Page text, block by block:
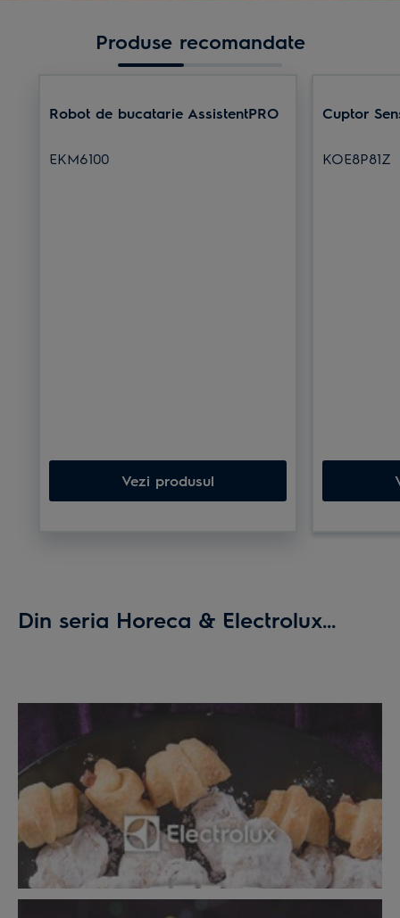
Produse recomandate
Robot de bucatarie AssistentPRO
EKM6100
Vezi produsul
Cuptor
KOE8P81Z
Din seria Horeca & Electrolux...